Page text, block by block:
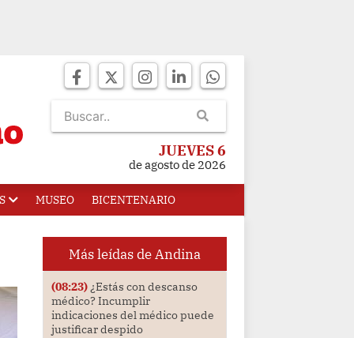
JUEVES 6
de agosto de 2026
MUSEO BICENTENARIO
Más leídas de Andina
(08:23)¿Estás con descanso
médico? Incumplir
indicaciones del médico puede
justificar despido